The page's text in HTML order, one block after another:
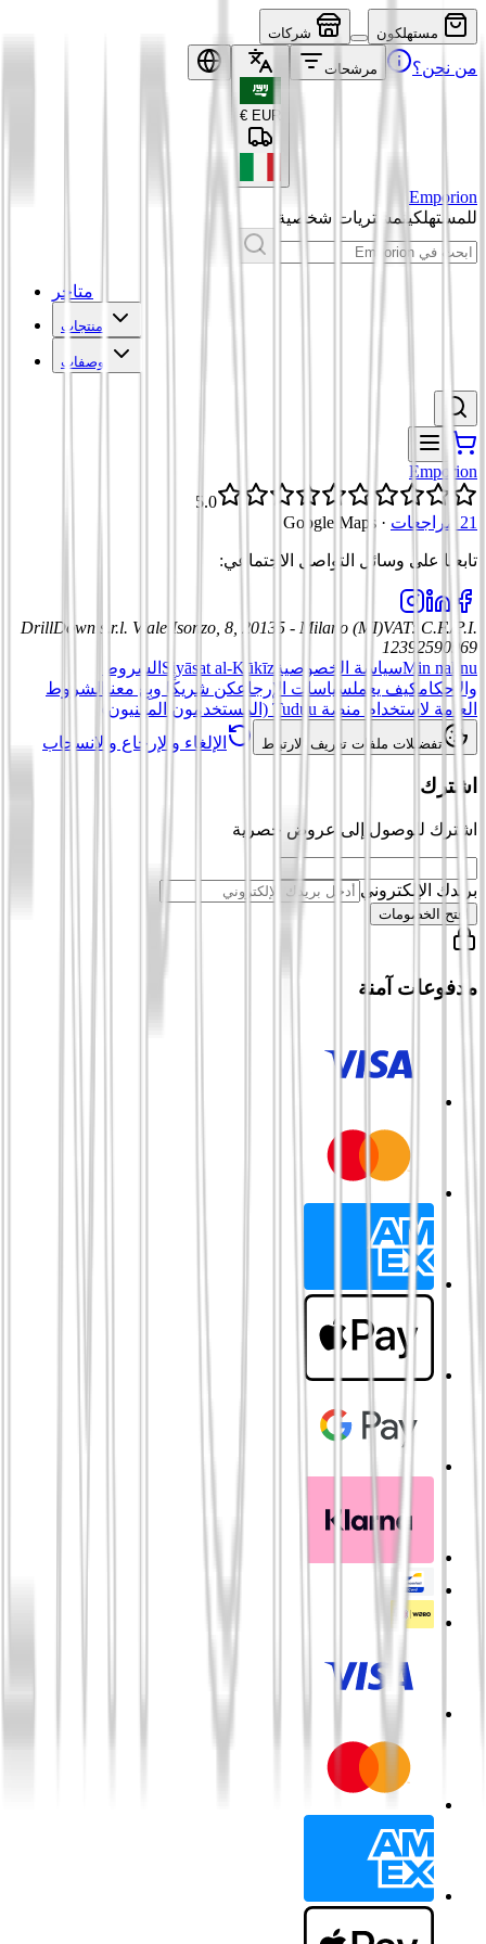
مستهلكون شركات
من نحن؟ مرشحات
EUR
€
Emporion
للمستهلكينمشتريات شخصية
متاجر
منتجات
وصفات
Emporion
5.0
21 مراجعات
·
Google Maps
تابعنا على وسائل التواصل الاجتماعي:
DrillDown s.r.l. Viale Isonzo, 8, 20135 - Milano (MI)VAT: C.F./P.I.
12392590969
Min nahnuسياسة الخصوصية Siyāsat al-Kūkīz الشروط
والأحكامكيف يعملسياسات الإرجاعكن شريكًا وبِع معنا
الشروط
العامة لاستخدام منصة Tuduu (المستخدمون المهنيون)
تفضيلات ملفات تعريف الارتباط الإلغاء والإرجاع والانسحاب
اشترك
اشترك للوصول إلى عروض حصرية
بريدك الإلكتروني
افتح الخصومات
مدفوعات آمنة